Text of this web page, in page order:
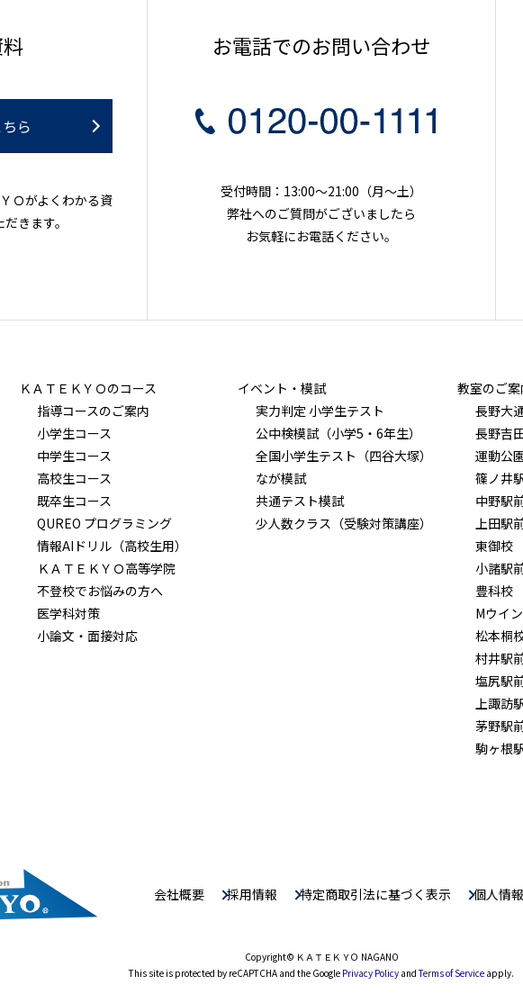
ら
Ｏがよくわかる資
きます。
お電話でのお問い合わせ
受付時間：13:00～21:00（月〜土）
弊社へのご質問がございましたら
お気軽にお電話ください。
ＫＡＴＥＫＹＯのコース
指導コースのご案内
小学生コース
中学生コース
高校生コース
既卒生コース
QUREO プログラミング
情報AIドリル（高校生用）
ＫＡＴＥＫＹＯ高等学院
不登校でお悩みの方へ
医学科対策
小論文・面接対応
イベント・模試
実力判定 小学生テスト
公中検模試（小学5・6年生）
全国小学生テスト（四谷大塚）
なが模試
共通テスト模試
少人数クラス（受験対策講座）
教室のご案
長野大
長野吉
運動公
篠ノ井
中野駅
上田駅
東御校
小諸駅
豊科校
Mウイ
松本桐
村井駅
塩尻駅
上諏訪
茅野駅
駒ヶ根
会社概要 採用情報 特定商取引法に基づく表示 個人情
Copyright© ＫＡＴＥＫＹＯ NAGANO
This site is protected by reCAPTCHA and the Google Privacy Policy andTerms of Service apply.